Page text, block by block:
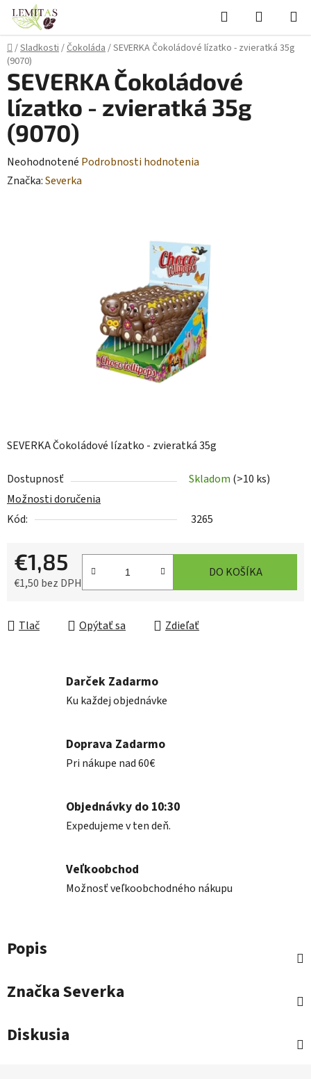
Prejsť
obsah
Hľadať
KOŠÍK
Domov
/Sladkosti/Čokoláda/SEVERKA Čokoládové lízatko - zvieratká 35g
(9070)
SEVERKA Čokoládové lízatko - zvieratká 35g
Dostupnosť Skladom (>10 ks)
Možnosti doručenia
Kód:
3265
€1,85
€1,50 bez DPH
DO KOŠÍKA
Tlač Opýtať sa Zdieľať
SEVERKA Čokoládové
lízatko - zvieratká 35g
(9070)
Priemerné
hodnotenie
Neohodnotené Podrobnosti hodnotenia
Značka:Severka
Darček Zadarmo
Ku každej objednávke
Doprava Zadarmo
Pri nákupe nad 60€
Objednávky do 10:30
Expedujeme v ten deň.
Veľkoobchod
Možnosť veľkoobchodného nákupu
Popis
ZnačkaSeverka
Diskusia